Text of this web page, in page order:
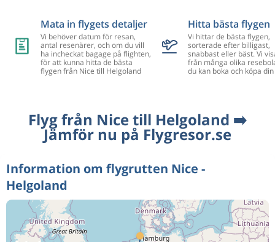
Mata in flygets detaljer
Vi behöver datum för resan,
antal resenärer, och om du vill
ha incheckat bagage på flighten,
för att kunna hitta de bästa
flygen från Nice till Helgoland
Hitta bästa flygen
Vi hittar de bästa flygen,
sorterade efter billigast,
snabbast eller bäst. Vi
från många olika
du kan boka och köpa
Flyg från Nice till Helgoland ➡️
Jämför nu på Flygresor.se
Information om flygrutten Nice -
Helgoland